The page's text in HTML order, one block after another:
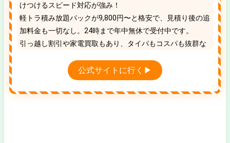
けつけるスピード対応が強み！
軽トラ積み放題パックが9,800円〜と格安で、見積り後の追
加料金も一切なし。24時まで年中無休で受付中です。
引っ越し割引や家電買取もあり、タイパもコスパも抜群な
公式サイトに行く▶